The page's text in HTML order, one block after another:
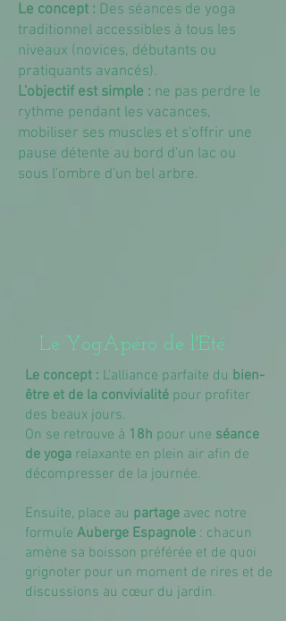
Le concept : Des séances de yoga
traditionnel accessibles à tous les
niveaux (novices, débutants ou
pratiquants avancés).
L'objectif est simple : ne pas perdre le
rythme pendant les vacances,
mobiliser ses muscles et s'offrir une
pause détente au bord d'un lac ou
sous l'ombre d'un bel arbre.
Le YogApéro de l'Été
Le concept : L'alliance parfaite du bien-
être et de la convivialité pour profiter
des beaux jours.
On se retrouve à 18h pour une séance
de yoga relaxante en plein air afin de
décompresser de la journée.
Ensuite, place au partage avec notre
formule Auberge Espagnole : chacun
amène sa boisson préférée et de quoi
grignoter pour un moment de rires et de
discussions au cœur du jardin.